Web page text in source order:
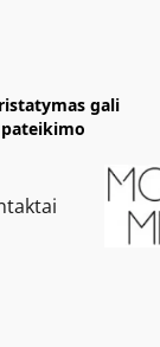
gali